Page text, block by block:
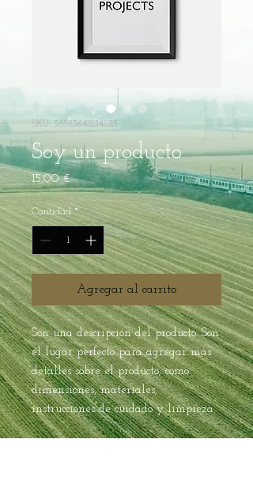
SKU: 36523641234523
Soy un producto
15,00 €Precio
Cantidad *
Agregar al carrito
Son una descripción del producto. Son
el lugar perfecto para agregar más
detalles sobre el producto, como
dimensiones, materiales,
instrucciones de cuidado y limpieza.